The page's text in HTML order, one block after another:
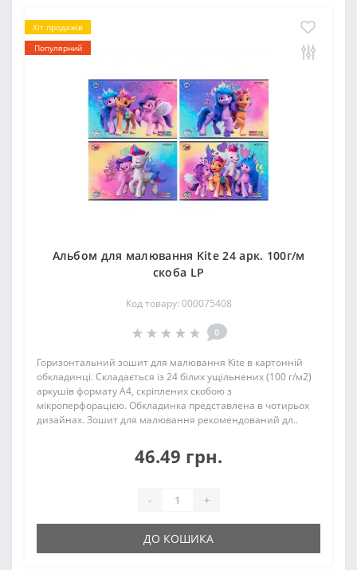
Хіт продажів
Популярний
Альбом для малювання Kite 24 арк. 100г/м
скоба LP
Код товару: 000075408
0
Горизонтальний зошит для малювання Kite в картонній
обкладинці. Складається із 24 білих ущільнених (100 г/м2)
аркушів формату А4, скріплених скобою з
мікроперфорацією. Обкладинка представлена в чотирьох
дизайнах. Зошит для малювання рекомендований дл..
46.49 грн.
- +
ДО КОШИКА